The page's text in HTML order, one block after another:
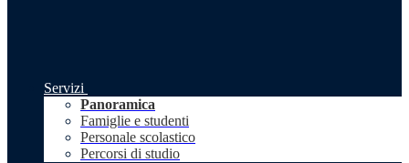
Servizi
Panoramica
Famiglie e studenti
Personale scolastico
Percorsi di studio